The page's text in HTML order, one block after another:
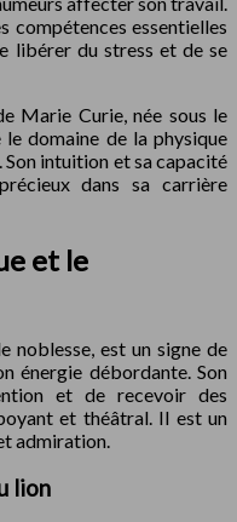
compétences essentielles
libérer du stress et de se
Marie Curie, née sous le
domaine de la physique
intuition et sa capacité
dans sa carrière
et le
noblesse, est un signe de
énergie débordante. Son
et de recevoir des
et théâtral. Il est un
admiration.
lion